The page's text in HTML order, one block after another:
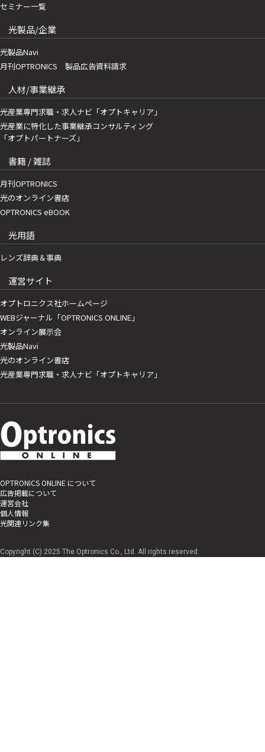
セミナー一覧
光製品/企業
光製品Navi
月刊OPTRONICS 製品広告資料請求
人材/事業継承
光産業専門求職・求人ナビ「オプトキャリア」
光産業に特化した事業継承コンサルティング
「オプトパートナーズ」
書籍 / 雑誌
月刊OPTRONICS
光のオンライン書店
OPTRONICS eBOOK
光用語
レンズ辞典＆事典
運営サイト
オプトロニクス社ホームページ
WEBジャーナル「OPTRONICS ONLINE」
オンライン展示会
光製品Navi
光のオンライン書店
光産業専門求職・求人ナビ「オプトキャリア」
OPTRONICS ONLINE について
広告掲載について
運営会社
個人情報
光関連リンク集
Copyright (C) 2025 The Optronics Co., Ltd. All rights reserved.